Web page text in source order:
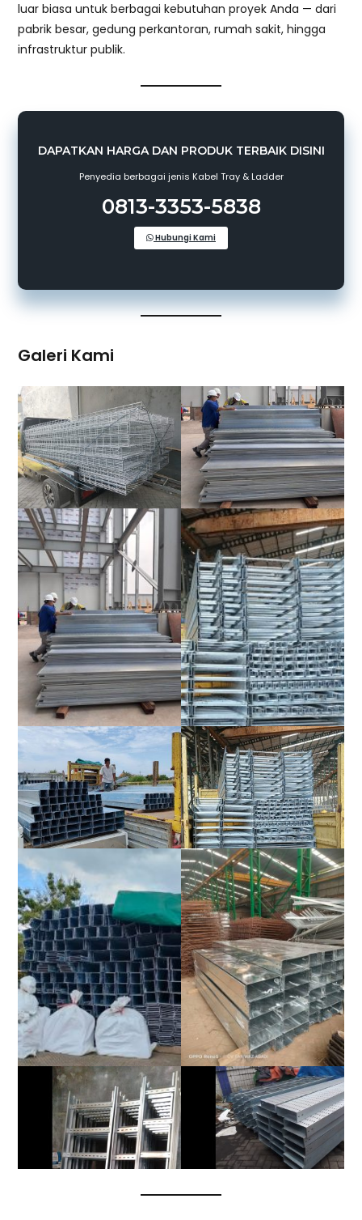
luar biasa untuk berbagai kebutuhan proyek Anda — dari
pabrik besar, gedung perkantoran, rumah sakit, hingga
infrastruktur publik.
DAPATKAN HARGA DAN PRODUK TERBAIK DISINI
Penyedia berbagai jenis Kabel Tray & Ladder
0813-3353-5838
Hubungi Kami
Galeri Kami